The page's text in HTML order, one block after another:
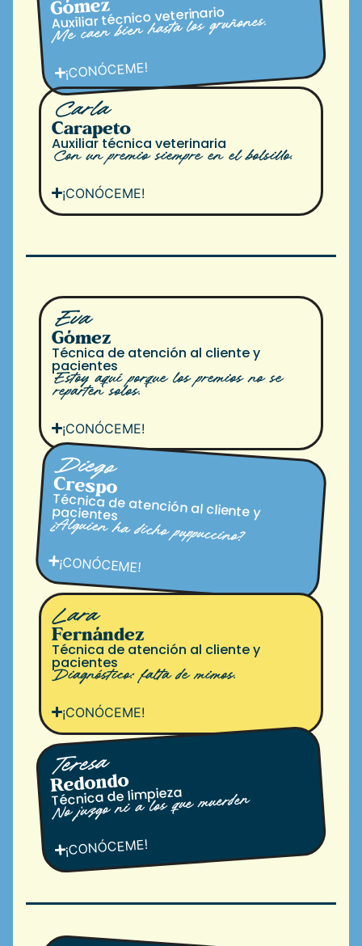
Auxiliar técnico veterinario
Me caen bien hasta los gruñones.
¡CONÓCEME!
Carla
Carapeto
Auxiliar técnica veterinaria
Con un premio siempre en el bolsillo.
¡CONÓCEME!
Eva
Gómez
Técnica de atención al cliente y
pacientes
Estoy aquí porque los premios no se
reparten solos.
¡CONÓCEME!
Diego
Crespo
Técnica de atención al cliente y pacientes
¿Alguien ha dicho puppuccino?
¡CONÓCEME!
Lara
Fernández
Técnica de atención al cliente y
pacientes
Diagnóstico: falta de mimos.
¡CONÓCEME!
Teresa
Redondo
Técnica de limpieza
No juzgo ni a los que muerden
¡CONÓCEME!